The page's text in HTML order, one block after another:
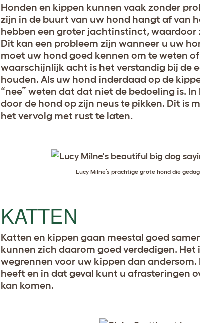
Honden en kippen kunnen vaak zonder
zijn in de buurt van uw hond hangt af van
hebben een groter jachtinstinct, waardoor
Dit kan een probleem zijn wanneer u uw
moet uw hond goed kennen om te weten
waarschijnlijk acht is het verstandig bij de
houden. Als uw hond inderdaad op de
“nee” weten dat dat niet de bedoeling is.
door de hond op zijn neus te pikken. Dit is
het vervolg met rust te laten.
Lucy Milne’s prachtige grote hond die
KATTEN
Katten en kippen gaan meestal goed
kunnen zich daarom goed verdedigen.
wegrennen voor uw kippen dan
heeft en in dat geval kunt u afrasteringen
kan komen.